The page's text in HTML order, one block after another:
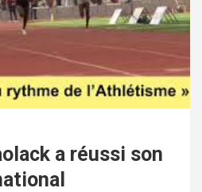
a réussi son